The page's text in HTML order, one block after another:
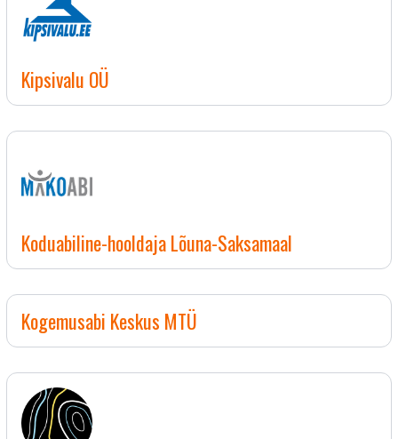
Kipsivalu OÜ
Koduabiline-hooldaja Lõuna-Saksamaal
Kogemusabi Keskus MTÜ